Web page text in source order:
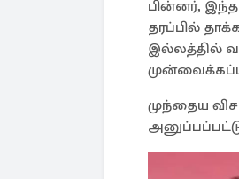
பின்னர், இந்த
தரப்பில்
இல்லத்தில்
முந்தைய